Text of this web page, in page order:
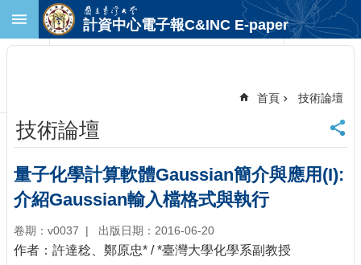
跳到主要內容區塊
首
頁
臺
大
首
計
中
計資中心電子報C&INC E-paper
首頁 技術論壇
技術論壇
量子化學計算軟體Gaussian簡介與應用(I):
介紹Gaussian輸入檔格式與執行
卷期：v0037 出版日期：2016-06-20
作者：許達稔、鄭原忠* / *臺灣大學化學系副教授